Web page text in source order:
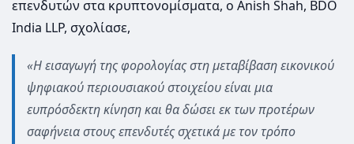
επενδυτών στα κρυπτονομίσματα, ο Anish Shah, BDO
India LLP, σχολίασε,
«Η εισαγωγή της φορολογίας στη μεταβίβαση εικονικού
ψηφιακού περιουσιακού στοιχείου είναι μια
ευπρόσδεκτη κίνηση και θα δώσει εκ των προτέρων
σαφήνεια στους επενδυτές σχετικά με τον τρόπο